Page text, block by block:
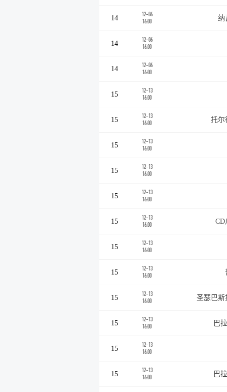
14
12-06
16:00
纳
14
12-06
16:00
14
12-06
16:00
15
12-13
16:00
15
12-13
16:00
托尔
15
12-13
16:00
15
12-13
16:00
15
12-13
16:00
15
12-13
16:00
CD
15
12-13
16:00
15
12-13
16:00
15
12-13
16:00
圣瑟巴斯
15
12-13
16:00
巴
15
12-13
16:00
15
12-13
16:00
巴